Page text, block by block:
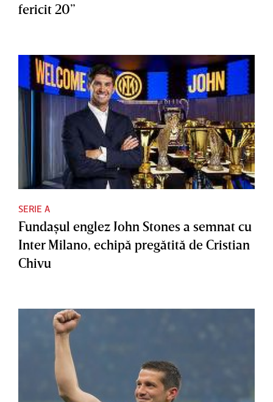
fericit 20”
SERIE A
Fundaşul englez John Stones a semnat cu
Inter Milano, echipă pregătită de Cristian
Chivu